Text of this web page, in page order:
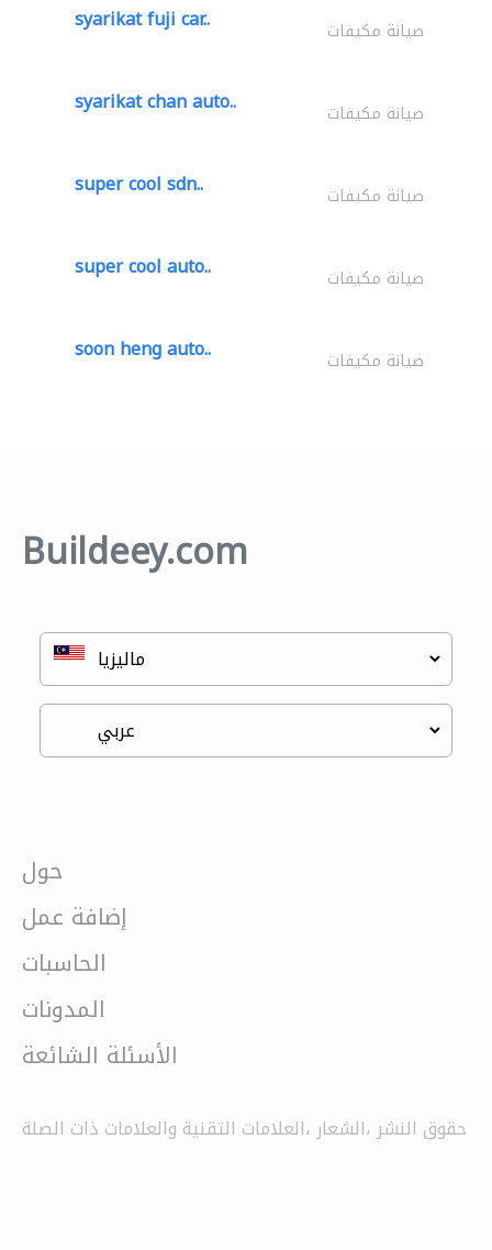
syarikat fuji car.. صيانة مكيفات
syarikat chan auto.. صيانة مكيفات
super cool sdn.. صيانة مكيفات
super cool auto.. صيانة مكيفات
soon heng auto.. صيانة مكيفات
Buildeey.com
حول
إضافة عمل
الحاسبات
المدونات
الأسئلة الشائعة
حقوق النشر ،الشعار ،العلامات التقنية والعلامات ذات الصلة